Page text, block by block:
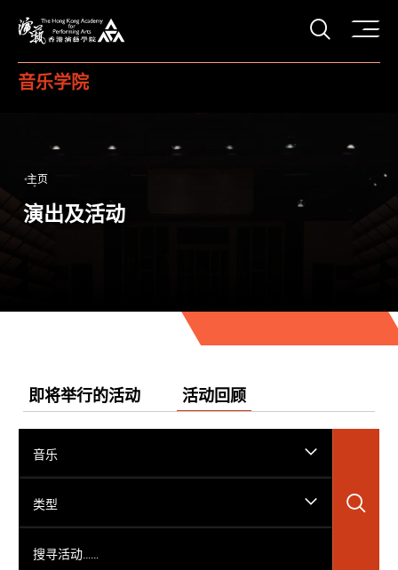
打开
音乐学院
主页
演出及活动
即将举行的活动 活动回顾
音乐
类型